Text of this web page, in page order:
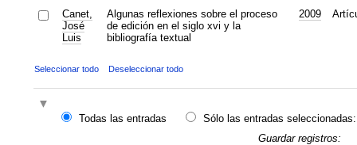
Canet,
José
Luis
Algunas reflexiones sobre el proceso
de edición en el siglo xvi y la
bibliografía textual
2009
Seleccionar todo Deseleccionar todo
Todas las entradas
Sólo las entradas seleccionadas:
Guardar registros: